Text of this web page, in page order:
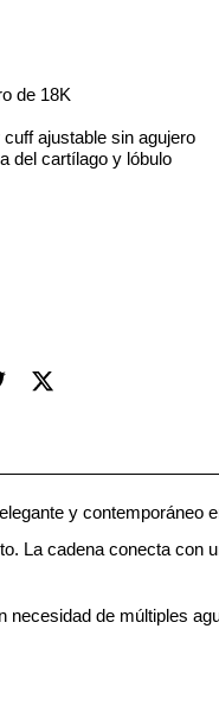
de 18K
ajustable sin agujero
del cartílago y lóbulo
y contemporáneo
La cadena conecta con
necesidad de múltiples